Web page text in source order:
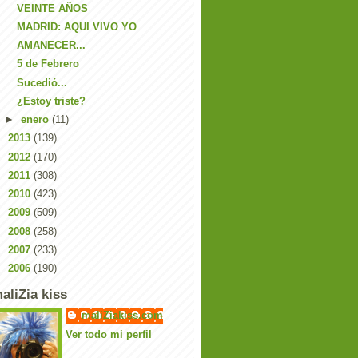
VEINTE AÑOS
MADRID: AQUI VIVO YO
AMANECER...
5 de Febrero
Sucedió...
¿Estoy triste?
► enero (11)
2013 (139)
2012 (170)
2011 (308)
2010 (423)
2009 (509)
2008 (258)
2007 (233)
2006 (190)
kiss
maliZiakiss.com
Ver todo mi perfil